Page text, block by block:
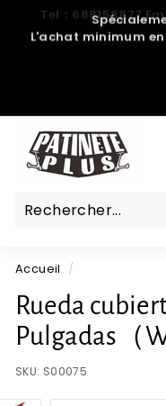
Passer
L'achat minimum
A
T
E
P
L
U
S.
Accueil /
Rueda
Pulgadas（
SKU: S00075